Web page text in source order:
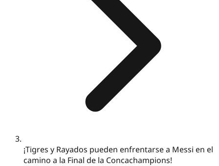
¡Tigres y Rayados pueden enfrentarse a Messi en el
camino a la Final de la Concachampions!